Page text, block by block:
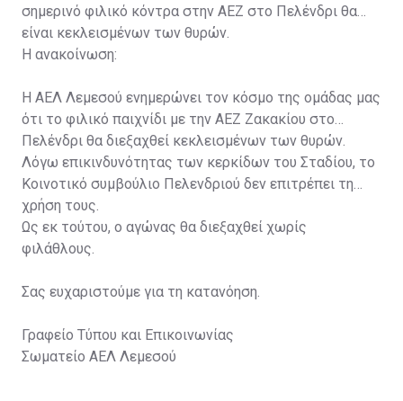
σημερινό φιλικό κόντρα στην ΑΕΖ στο Πελένδρι θα
είναι κεκλεισμένων των θυρών.
Η ανακοίνωση:
Η ΑΕΛ Λεμεσού ενημερώνει τον κόσμο της ομάδας μας
ότι το φιλικό παιχνίδι με την ΑΕΖ Ζακακίου στο
Πελένδρι θα διεξαχθεί κεκλεισμένων των θυρών.
Λόγω επικινδυνότητας των κερκίδων του Σταδίου, το
Κοινοτικό συμβούλιο Πελενδριού δεν επιτρέπει τη
χρήση τους.
Ως εκ τούτου, ο αγώνας θα διεξαχθεί χωρίς
φιλάθλους.
Σας ευχαριστούμε για τη κατανόηση.
Γραφείο Τύπου και Επικοινωνίας
Σωματείο ΑΕΛ Λεμεσού